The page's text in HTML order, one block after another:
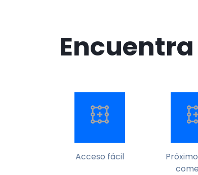
Acceso fácil